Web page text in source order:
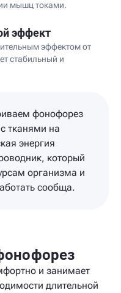
мышц токами.
эффект
эффектом от
стабильный и
фонофорез
тканями на
энергия
который
организма и
сообща.
и занимает
длительной